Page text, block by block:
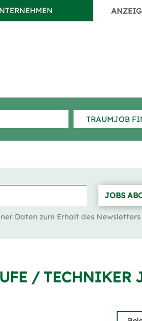
TRAUMJOB
JOBS
Daten zum Erhalt des
/ TECHNIKER